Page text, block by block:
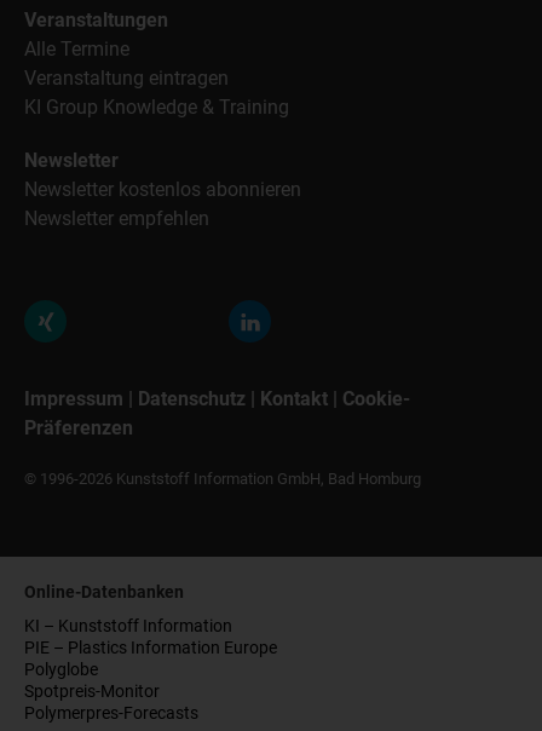
Veranstaltungen
Alle Termine
Veranstaltung eintragen
KI Group Knowledge & Training
Newsletter
Newsletter kostenlos abonnieren
Newsletter empfehlen
Impressum | Datenschutz | Kontakt | Cookie-
Präferenzen
© 1996-2026 Kunststoff Information GmbH, Bad Homburg
Online-Datenbanken
KI – Kunststoff Information
PIE – Plastics Information Europe
Polyglobe
Spotpreis-Monitor
Polymerpres-Forecasts